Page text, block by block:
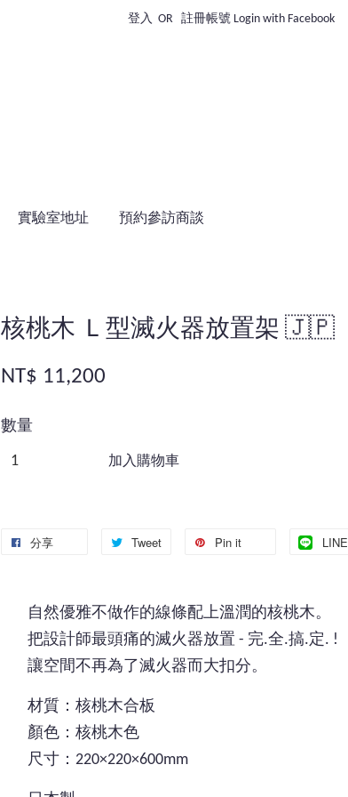
登入 OR 註冊帳號 Login with Facebook
實驗室地址 預約參訪商談
核桃木 Ｌ型滅火器放置架 🇯🇵
NT$ 11,200
數量
加入購物車
分享 Tweet Pin it LINE
自然優雅不做作的線條配上溫潤的核桃木。
把設計師最頭痛的滅火器放置 - 完.全.搞.定. !
讓空間不再為了滅火器而大扣分。
材質：核桃木合板
顏色：核桃木色
尺寸：220×220×600mm